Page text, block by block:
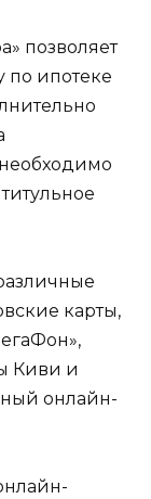
позволяет
по ипотеке
карты,
Киви и
онлайн-